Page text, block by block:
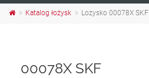
Katalog łożysk Lozysko 00078X SKF
00078X SKF